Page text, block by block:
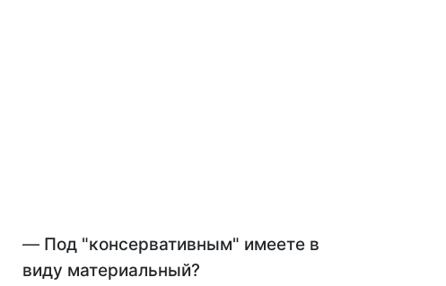
— Под "консервативным" имеете в
виду материальный?